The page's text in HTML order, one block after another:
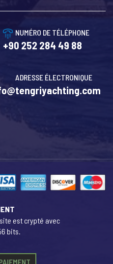
NUMÉRO DE TÉLÉPHONE
+90 252 284 49 88
ADRESSE ÉLECTRONIQUE
est crypté avec
bits.